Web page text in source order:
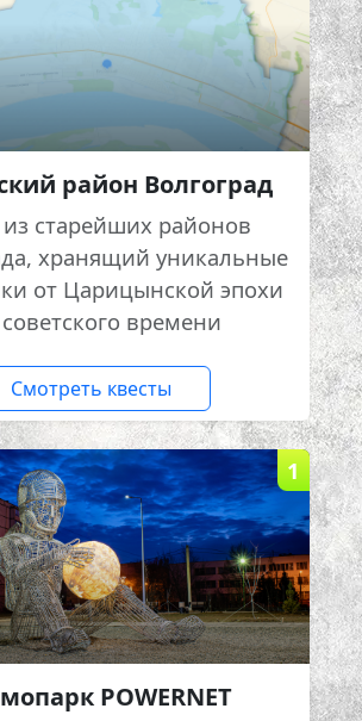
район Волгоград
старейших районов
хранящий уникальные
от Царицынской эпохи
времени
Смотреть квесты
1
POWERNET